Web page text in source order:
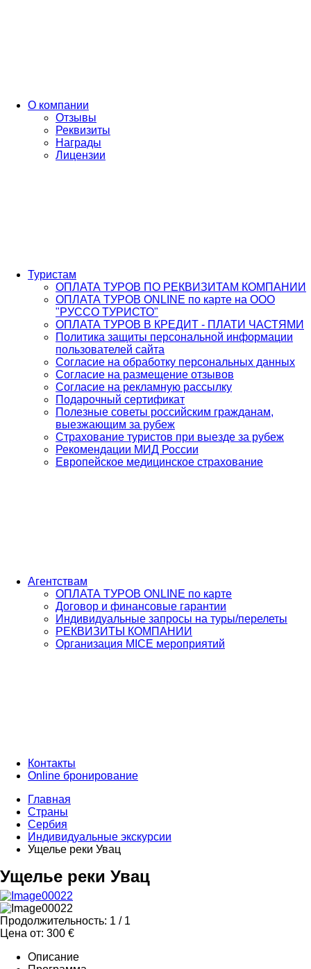
О компании
Отзывы
Реквизиты
Награды
Лицензии
Туристам
ОПЛАТА ТУРОВ ПО РЕКВИЗИТАМ КОМПАНИИ
ОПЛАТА ТУРОВ ONLINE по карте на ООО
"РУССО ТУРИСТО"
ОПЛАТА ТУРОВ В КРЕДИТ - ПЛАТИ ЧАСТЯМИ
Политика защиты персональной информации
пользователей сайта
Согласие на обработку персональных данных
Согласие на размещение отзывов
Согласие на рекламную рассылку
Подарочный сертификат
Полезные советы российским гражданам,
выезжающим за рубеж
Страхование туристов при выезде за рубеж
Рекомендации МИД России
Европейское медицинское страхование
Агентствам
ОПЛАТА ТУРОВ ONLINE по карте
Договор и финансовые гарантии
Индивидуальные запросы на туры/перелеты
РЕКВИЗИТЫ КОМПАНИИ
Организация MICE мероприятий
Контакты
Online бронирование
Главная
Страны
Сербия
Индивидуальные экскурсии
Ущелье реки Увац
Ущелье реки Увац
Продолжительность: 1 / 1
Цена от: 300 €
Описание